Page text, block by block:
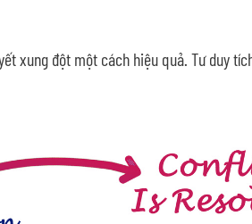
xung đột một cách hiệu quả. Tư duy